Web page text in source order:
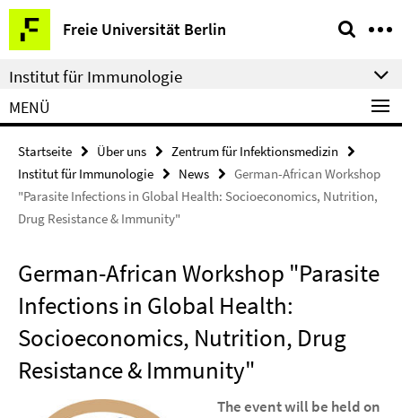
Springe
direkt
zu
Inhalt
Freie Universität Berlin
Service-
Navigation
Institut für Immunologie
MENÜ
Startseite Über uns
Zentrum für Infektionsmedizin
Institut für Immunologie
News
German-African Workshop
"Parasite Infections in Global Health: Socioeconomics, Nutrition,
Drug Resistance & Immunity"
German-African Workshop "Parasite
Infections in Global Health:
Socioeconomics, Nutrition, Drug
Resistance & Immunity"
The event will be held on